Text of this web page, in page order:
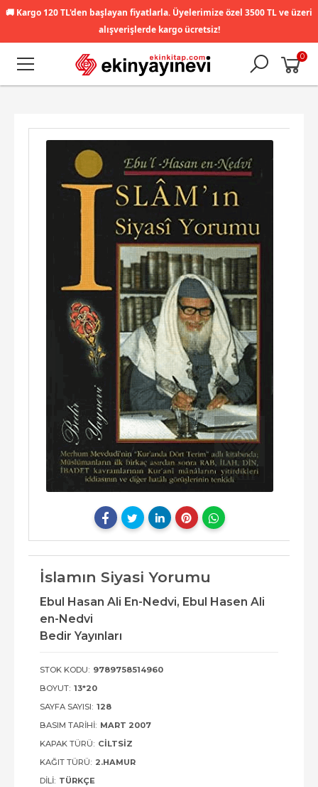
🚚 Kargo 120 TL'den başlayan fiyatlarla. Üyelerimize özel 3500 TL ve üzeri
alışverişlerde kargo ücretsiz!
0
İslamın Siyasi Yorumu
Ebul Hasan Ali En-Nedvi, Ebul Hasen Ali
en-Nedvi
Bedir Yayınları
STOK KODU: 9789758514960
BOYUT: 13*20
SAYFA SAYISI: 128
BASIM TARIHI: MART 2007
KAPAK TÜRÜ: CILTSIZ
KAĞIT TÜRÜ: 2.HAMUR
DILI: TÜRKÇE